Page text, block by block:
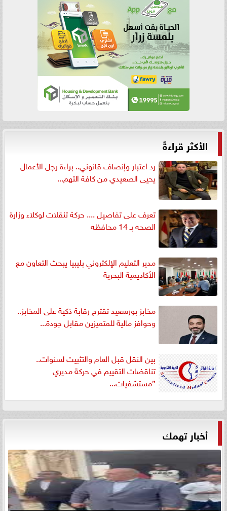
الأكثر قراءةً
رد اعتبار وإنصاف قانوني.. براءة رجل الأعمال
يحيى الصعيدي من كافة التهم...
تعرف على تفاصيل .... حركة تنقلات لوكلاء وزارة
الصحه بـ 14 محافظه
مدير التعليم الإلكتروني بليبيا يبحث التعاون مع
الأكاديمية البحرية
مخابز بورسعيد تقترح رقابة ذكية على المخابز..
وحوافز مالية للمتميزين مقابل جودة...
بين النقل قبل العام والتثبيت لسنوات..
تناقضات التقييم في حركة مديري
”مستشفيات...
أخبار تهمك